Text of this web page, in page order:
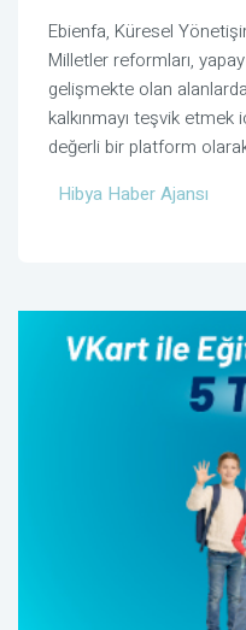
Ebienfa, Küresel
Milletler reformları,
gelişmekte olan
kalkınmayı teşvik
değerli bir platform
Hibya Haber Ajansı